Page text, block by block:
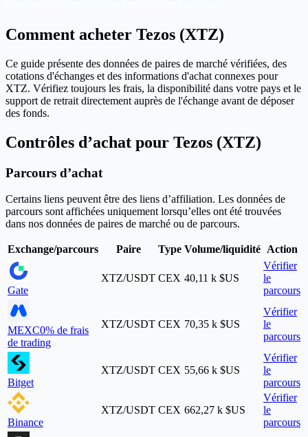
Comment acheter Tezos (XTZ)
Ce guide présente des données de paires de marché vérifiées, des
cotations d'échanges et des informations d'achat connexes pour
XTZ. Vérifiez toujours les frais, la disponibilité dans votre pays et le
support de retrait directement auprès de l'échange avant de déposer
des fonds.
Contrôles d’achat pour Tezos (XTZ)
Parcours d’achat
Certains liens peuvent être des liens d’affiliation. Les données de
parcours sont affichées uniquement lorsqu’elles ont été trouvées
dans nos données de paires de marché ou de parcours.
Exchange/parcours Paire Type Volume/liquidité Action
Gate
XTZ/USDT CEX 40,11 k $US
Vérifier
le
parcours
MEXC0% de frais
de trading
XTZ/USDT CEX 70,35 k $US
Vérifier
le
parcours
Bitget
XTZ/USDT CEX 55,66 k $US
Vérifier
le
parcours
Binance
XTZ/USDT CEX 662,27 k $US
Vérifier
le
parcours